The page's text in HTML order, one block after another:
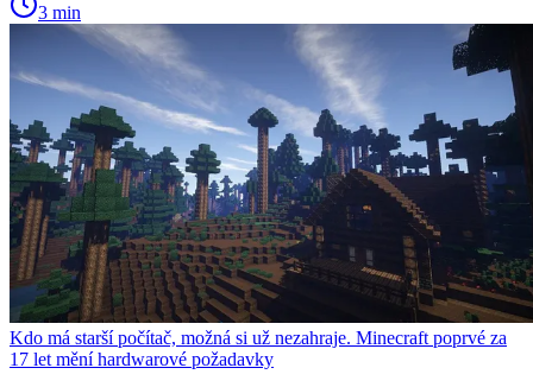
3 min
Kdo má starší počítač, možná si už nezahraje. Minecraft poprvé za
17 let mění hardwarové požadavky